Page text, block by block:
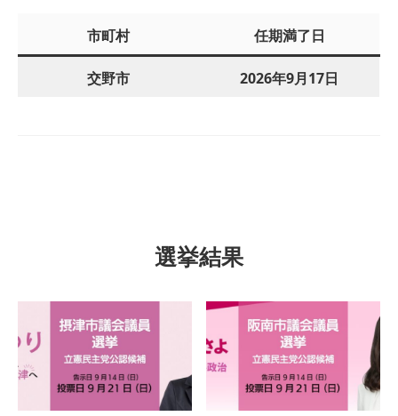
市町村 任期満了日
交野市 2026年9月17日
選挙結果